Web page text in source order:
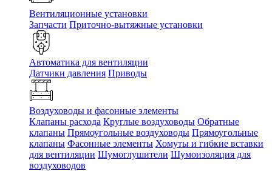
Вентиляционные установки
Запчасти Приточно-вытяжные установки
Автоматика для вентиляции
Датчики давления Приводы
Воздуховоды и фасонные элементы
Клапаны расхода Круглые воздуховоды Обратные
клапаны Прямоугольные воздуховоды Прямоугольные
клапаны Фасонные элементы Хомуты и гибкие вставки
для вентиляции Шумоглушители Шумоизоляция для
воздуховодов